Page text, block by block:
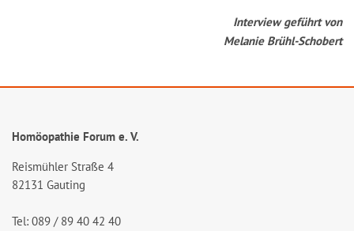
Interview geführt von
Melanie Brühl-Schobert
Homöopathie Forum e. V.
Reismühler Straße 4
82131 Gauting
Tel: 089 / 89 40 42 40